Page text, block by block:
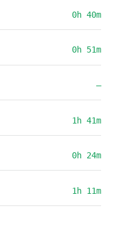
0h 40m
0h 51m
—
1h 41m
0h 24m
1h 11m